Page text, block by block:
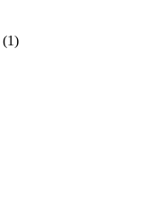
(1)